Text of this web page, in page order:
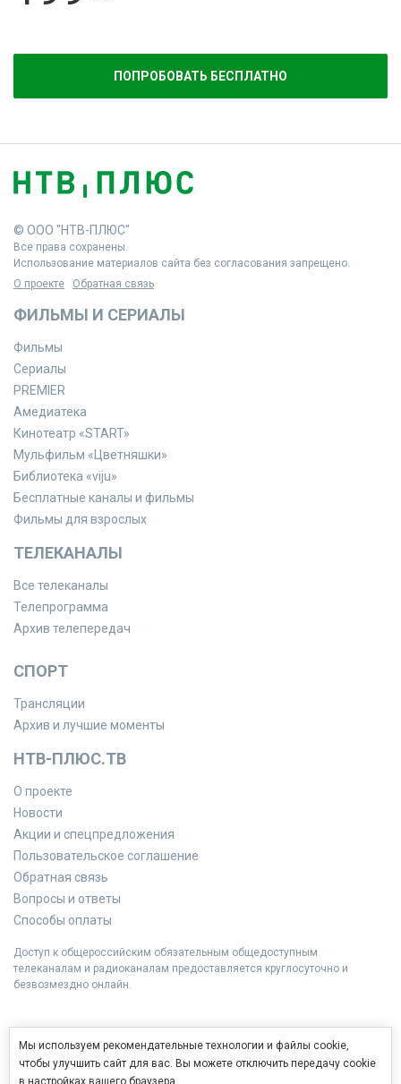
ПОПРОБОВАТЬ БЕСПЛАТНО
© ООО "НТВ-ПЛЮС"
Все права сохранены.
Использование материалов сайта без согласования запрещено.
О проекте
Обратная связь
ФИЛЬМЫ И СЕРИАЛЫ
Фильмы
Сериалы
PREMIER
Амедиатека
Кинотеатр «START»
Мульфильм «Цветняшки»
Библиотека «viju»
Бесплатные каналы и фильмы
Фильмы для взрослых
ТЕЛЕКАНАЛЫ
Все телеканалы
Телепрограмма
Архив телепередач
СПОРТ
Трансляции
Архив и лучшие моменты
НТВ-ПЛЮС.ТВ
О проекте
Новости
Акции и спецпредложения
Пользовательское соглашение
Обратная связь
Вопросы и ответы
Способы оплаты
Доступ к общероссийским обязательным общедоступным
телеканалам и радиоканалам предоставляется круглосуточно и
безвозмездно онлайн.
Мы используем рекомендательные технологии и файлы cookie,
чтобы улучшить сайт для вас. Вы можете отключить передачу cookie
в настройках вашего браузера